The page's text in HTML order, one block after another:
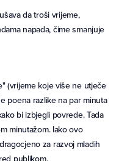
da troši vrijeme,
napada, čime smanjuje
(vrijeme koje više ne utječe
poena razlike na par minuta
bi izbjegli povrede. Tada
minutažom. Iako ovo
za razvoj mladih